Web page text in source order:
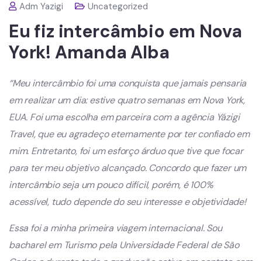
Adm Yazigi Uncategorized
Eu fiz intercâmbio em Nova
York! Amanda Alba
“Meu intercâmbio foi uma conquista que jamais pensaria
em realizar um dia: estive quatro semanas em Nova York,
EUA. Foi uma escolha em parceira com a agência Yázigi
Travel, que eu agradeço eternamente por ter confiado em
mim. Entretanto, foi um esforço árduo que tive que focar
para ter meu objetivo alcançado. Concordo que fazer um
intercâmbio seja um pouco difícil, porém, é 100%
acessível, tudo depende do seu interesse e objetividade!
Essa foi a minha primeira viagem internacional. Sou
bacharel em Turismo pela Universidade Federal de São